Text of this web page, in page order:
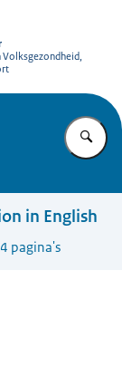
in English
4 pagina's